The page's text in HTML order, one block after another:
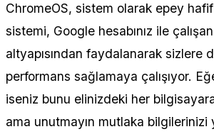
ChromeOS, sistem olarak epey
sistemi, Google hesabınız ile
altyapısından faydalanarak sizlere
performans sağlamaya çalışıyor.
iseniz bunu elinizdeki her
ama unutmayın mutlaka bilgilerinizi